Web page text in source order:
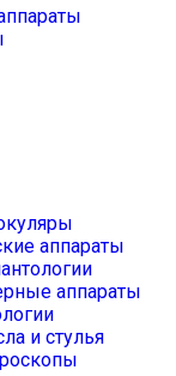
аппараты
аппараты
и стулья